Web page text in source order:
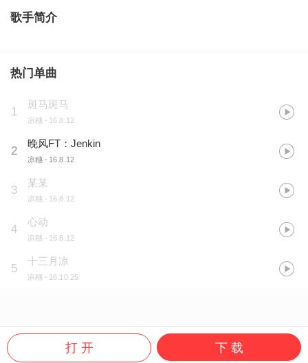
歌手简介
热门单曲
1
斑马斑马
凉穗- 16.8.12
2
晚风FT：Jenkin
凉穗- 16.8.12
3
某某
凉穗- 16.8.12
4
心动
凉穗- 16.8.12
5
十三月凉
凉穗- 16.10.25
打 开 下 载